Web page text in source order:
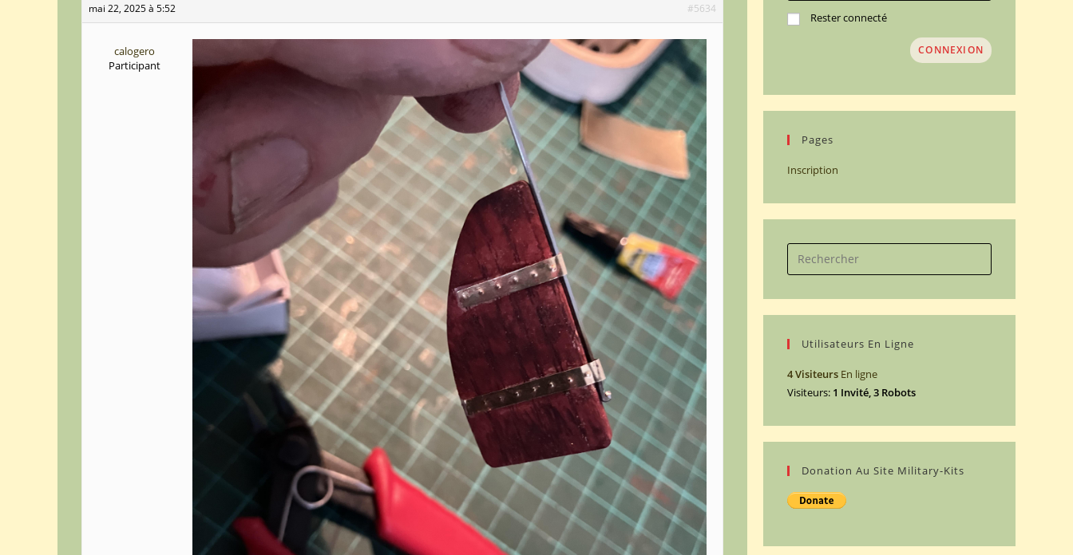
mai 22, 2025 à 5:52 #5634
calogero
Participant
Rester connecté
CONNEXION
Pages
Inscription
Utilisateurs En Ligne
4 Visiteurs En ligne
Visiteurs: 1 Invité, 3 Robots
Donation Au Site Military-Kits